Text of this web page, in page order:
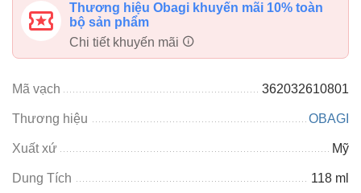
Thương hiệu Obagi khuyến mãi 10% toàn
bộ sản phẩm
Chi tiết khuyến mãi
Mã vạch 362032610801
Thương hiệu OBAGI
Xuất xứ Mỹ
Dung Tích 118 ml